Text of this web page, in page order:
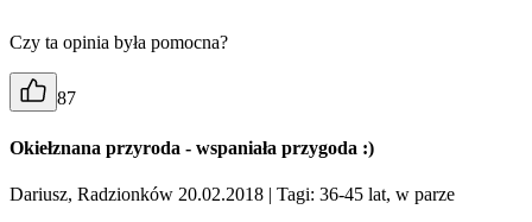
Czy ta opinia była pomocna?
87
Okiełznana przyroda - wspaniała przygoda :)
Dariusz, Radzionków 20.02.2018 | Tagi: 36-45 lat, w parze